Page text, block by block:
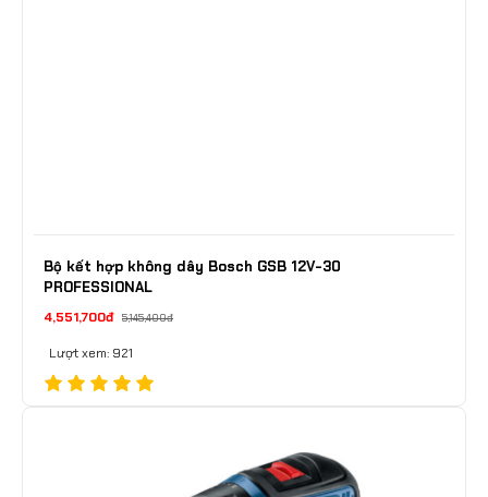
Bộ kết hợp không dây Bosch GSB 12V-30
PROFESSIONAL
4,551,700đ 5,145,400đ
Lượt xem: 921